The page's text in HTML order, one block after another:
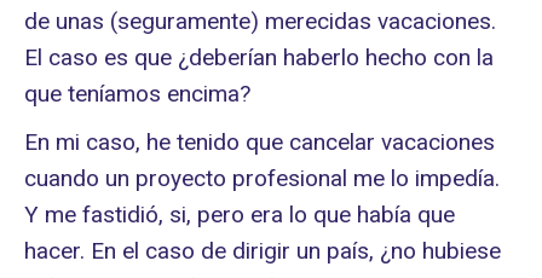
de unas (seguramente) merecidas vacaciones.
El caso es que ¿deberían haberlo hecho con la
que teníamos encima?
En mi caso, he tenido que cancelar vacaciones
cuando un proyecto profesional me lo impedía.
Y me fastidió, si, pero era lo que había que
hacer. En el caso de dirigir un país, ¿no hubiese